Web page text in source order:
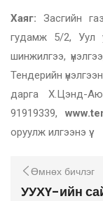
Хаяг: Засгийн
гудамж 5/2, Уул
шинжилгээ,
Тендерийн
дарга Х.Цэнд-
91919339,
оруулж илгээнэ үү.
Өмнөх бичлэг
УУХҮ-ийн